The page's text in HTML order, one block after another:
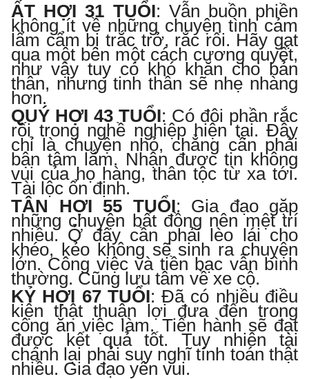
ẤT HỢI 31 TUỔI: Vẫn buồn phiền
không ít về những chuyện tình cảm
lẩm cẩm bị trắc trở, rắc rối. Hãy gạt
qua một bên một cách cương quyết,
như vậy tuy có khó khăn cho bản
thân, nhưng tinh thần sẽ nhẹ nhàng
hơn.
QUÝ HỢI 43 TUỔI: Có đôi phần rắc
rối trong nghề nghiệp hiện tại. Đây
chỉ là chuyện nhỏ, chẳng cần phải
bận tâm lắm. Nhận được tin không
vui của họ hàng, thân tộc từ xa tới.
Tài lộc ổn định.
TÂN HỢI 55 TUỔI: Gia đạo gặp
những chuyện bất đồng nên mệt trí
nhiều. Ở đây cần phải lèo lái cho
khéo, kẻo không sẽ sinh ra chuyện
lớn. Công việc và tiền bạc vẫn bình
thường. Cũng lưu tâm về xe cộ.
KỶ HỢI 67 TUỔI: Đã có nhiều điều
kiện thật thuận lợi đưa đến trong
công ăn việc làm. Tiến hành sẽ đạt
được kết quả tốt. Tuy nhiên tài
chánh lại phải suy nghĩ tính toán thật
nhiều. Gia đạo yên vui.